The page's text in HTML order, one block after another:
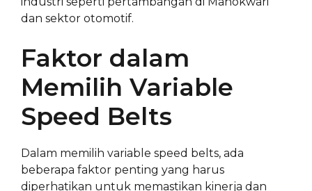
dan sektor otomotif.
Faktor dalam
Memilih Variable
Speed Belts
Dalam memilih variable speed belts, ada
beberapa faktor penting yang harus
diperhatikan untuk memastikan kinerja dan